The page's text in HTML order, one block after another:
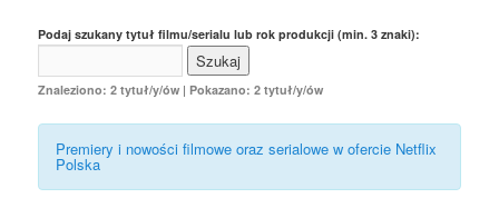
Podaj szukany tytuł filmu/serialu lub rok produkcji (min. 3 znaki):
Znaleziono: 2 tytuł/y/ów | Pokazano: 2 tytuł/y/ów
Premiery i nowości filmowe oraz serialowe w ofercie Netflix
Polska